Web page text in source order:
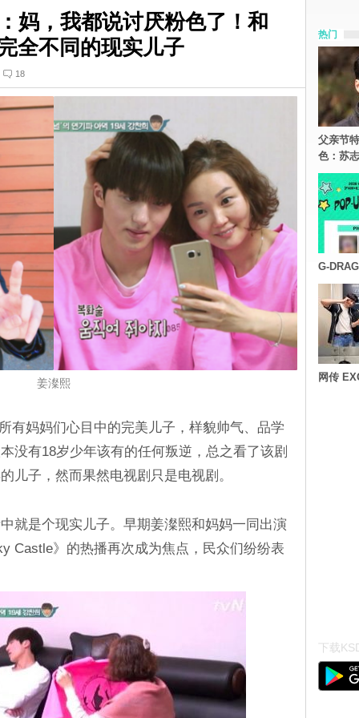
妈，我都说讨厌粉色了！和
全不同的现实儿子
18
姜澯熙
有妈妈们心目中的完美儿子，样貌帅气、品学
没有18岁少年该有的任何叛逆，总之看了该剧
儿子，然而果然电视剧只是电视剧。
就是个现实儿子。早期姜澯熙和妈妈一同出演
Castle》的热播再次成为焦点，民众们纷纷表
热门
父亲节
色：苏
G-
网传
下载